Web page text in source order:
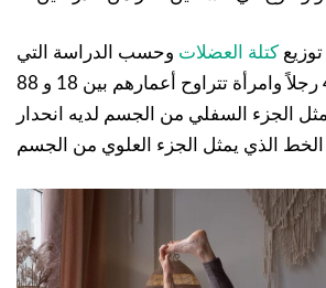
كتلة العضلات وحسب الدراسة التي
أجريت على 468 رجلاً وامرأة تتراوح أعمارهم بين 18 و 88
الجزء السفلي من الجسم لديه انحدار